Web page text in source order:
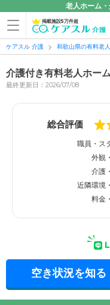
老人ホーム
掲載施設5万件超
ケアスル 介護 和歌山県の有料老
介護付き有料老人ホー
最終更新日：2026/07/08
総合評価
職員・ス
外観
介護
近隣環境
料金
空き状況を知る